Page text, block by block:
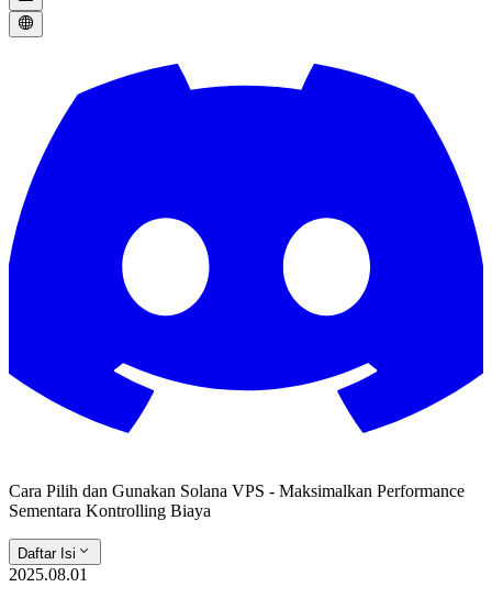
Cara Pilih dan Gunakan Solana VPS - Maksimalkan Performance
Sementara Kontrolling Biaya
Daftar Isi
2025.08.01